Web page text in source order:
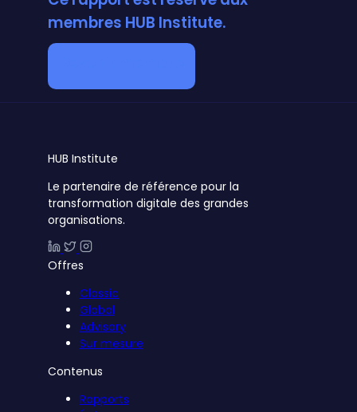
membres HUB Institute.
HUB Institute
Le partenaire de référence pour la
transformation digitale des grandes
organisations.
Offres
Classic
Global
Advisory
Sur mesure
Contenus
Rapports